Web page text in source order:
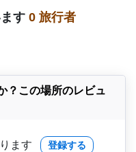
す 0 旅行者
？この場所のレビュ
ます 登録する